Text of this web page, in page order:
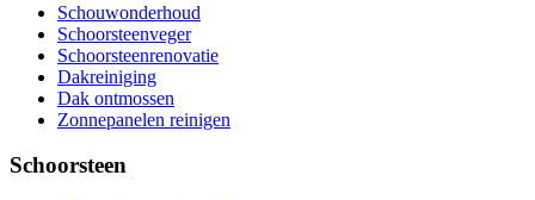
Schouwonderhoud
Schoorsteenveger
Schoorsteenrenovatie
Dakreiniging
Dak ontmossen
Zonnepanelen reinigen
Schoorsteen